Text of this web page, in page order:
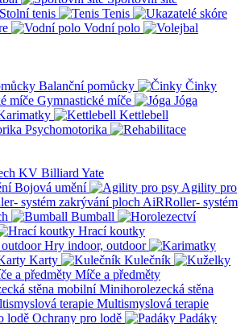
Stolní tenis
Tenis
Vodní polo
Balanční pomůcky
Činky
Gymnastické míče
Jóga
Kettlebell
Psychomotorika
KV Billiard Yate
Bojová umění
Agility pro
AiRRoller- systém
Bumball
Hrací koutky
Hry indoor, outdoor
Karty
Kulečník
Míče a předměty
Minihorolezecká stěna
Multismyslová terapie
Ochrany pro lodě
Padáky